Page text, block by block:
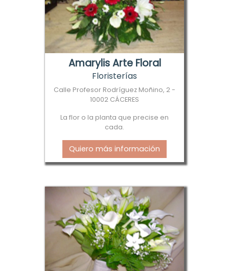
Amarylis Arte Floral
Floristerías
Calle Profesor Rodríguez Moñino, 2 -
10002 CÁCERES
La flor o la planta que precise en
cada.
Quiero más información